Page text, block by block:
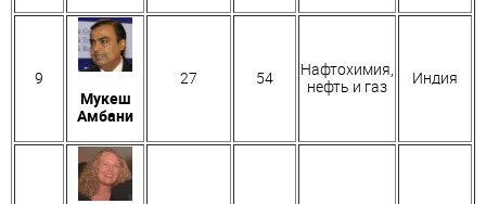
9
Мукеш
Амбани
27 54
Нафтохимия,
нефть и газ
Индия